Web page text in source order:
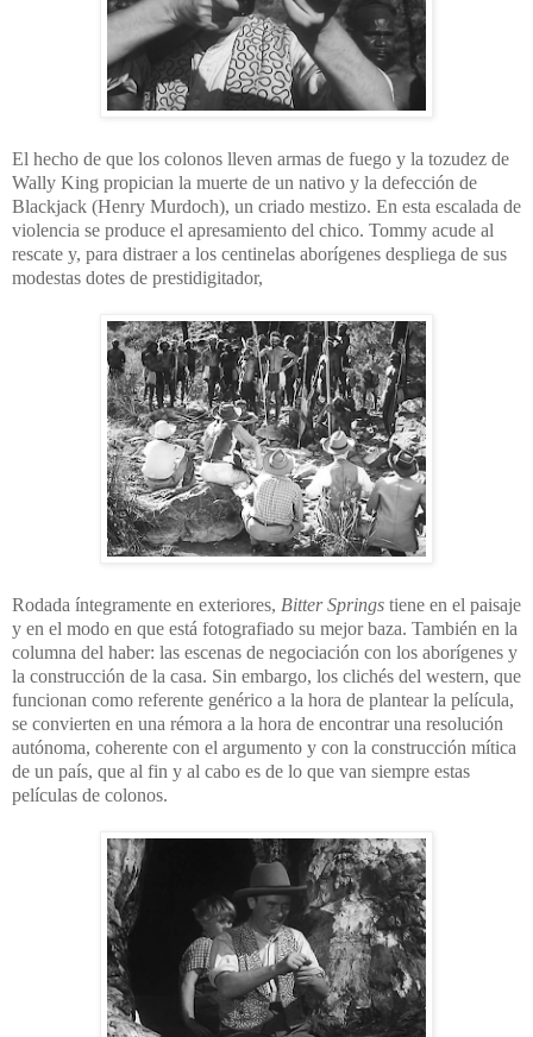
El hecho de que los colonos lleven armas de fuego y la tozudez de
Wally King propician la muerte de un nativo y la defección de
Blackjack (Henry Murdoch), un criado mestizo. En esta escalada de
violencia se produce el apresamiento del chico. Tommy acude al
rescate y, para distraer a los centinelas aborígenes despliega de sus
modestas dotes de prestidigitador,
Rodada íntegramente en exteriores, Bitter Springs tiene en el paisaje
y en el modo en que está fotografiado su mejor baza. También en la
columna del haber: las escenas de negociación con los aborígenes y
la construcción de la casa. Sin embargo, los clichés del western, que
funcionan como referente genérico a la hora de plantear la película,
se convierten en una rémora a la hora de encontrar una resolución
autónoma, coherente con el argumento y con la construcción mítica
de un país, que al fin y al cabo es de lo que van siempre estas
películas de colonos.